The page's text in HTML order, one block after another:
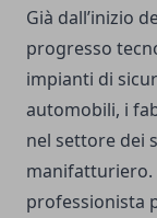
Già dall’inizio
progresso
impianti di
automobili, i
nel settore dei
manifatturiero.
professionista